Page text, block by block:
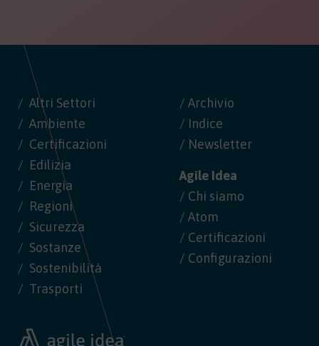
Altri Settori
Ambiente
Certificazioni
Edilizia
Energia
Regioni
Sicurezza
Sostanze
Sostenibilità
Trasporti
/ Archivio
/ Indice
/ Newsletter
Agile Idea
/ Chi siamo
/ Atom
/ Certificazioni
/ Configurazioni